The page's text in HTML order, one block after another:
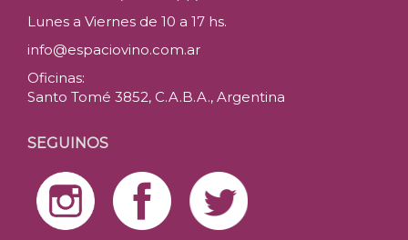
Lunes a Viernes de 10 a 17 hs.
info@espaciovino.com.ar
Oficinas:
Santo Tomé 3852, C.A.B.A., Argentina
SEGUINOS